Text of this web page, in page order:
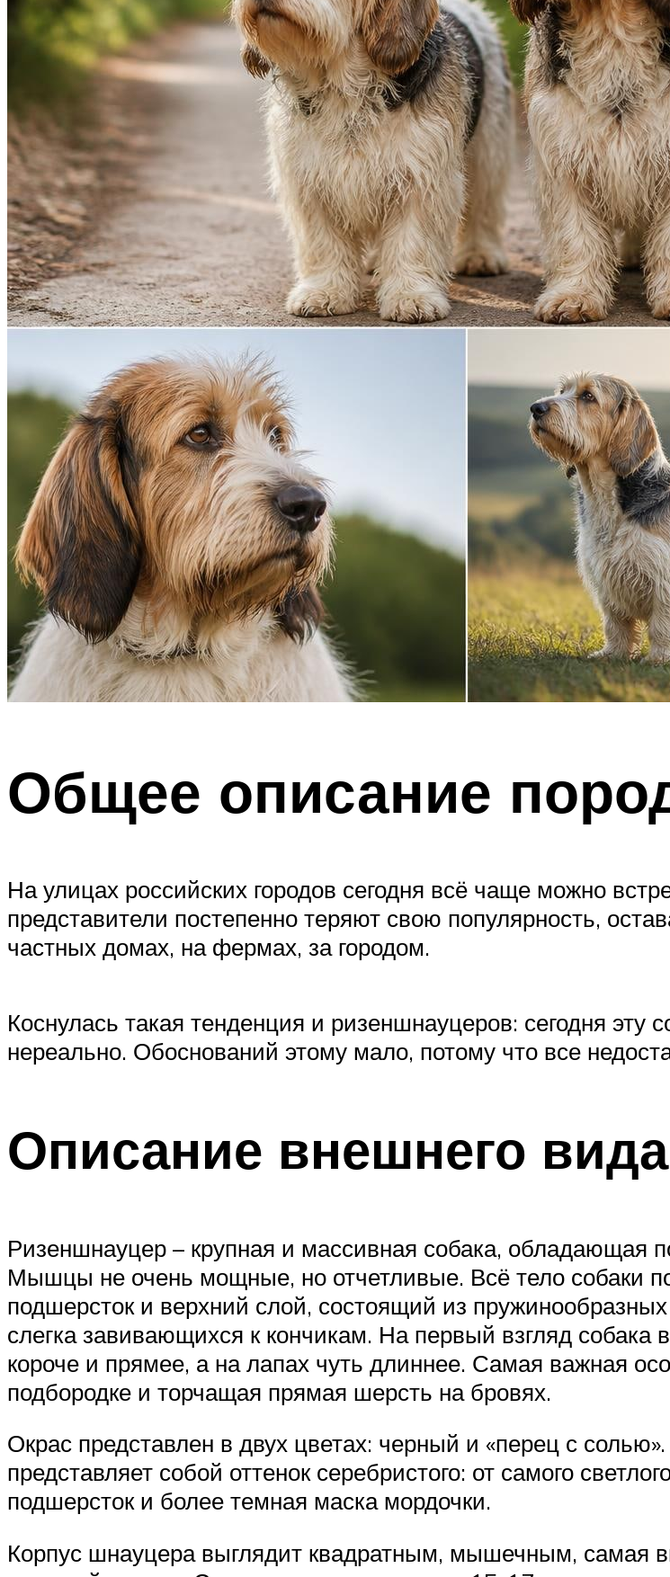
Общее описание
На улицах российских городов сегодня всё чаще можно
представители постепенно теряют свою популярность,
частных домах, на фермах, за городом.
Коснулась такая тенденция и ризеншнауцеров: сегодня эту
нереально. Обоснований этому мало, потому что все
Описание внешнего вида
Ризеншнауцер – крупная и массивная собака, обладающая
Мышцы не очень мощные, но отчетливые. Всё тело собаки
подшерсток и верхний слой, состоящий из
слегка завивающихся к кончикам. На первый взгляд собака
короче и прямее, а на лапах чуть длиннее. Самая важная
подбородке и торчащая прямая шерсть на бровях.
Окрас представлен в двух цветах: черный и «перец с
представляет собой оттенок серебристого: от самого
подшерсток и более темная маска мордочки.
Корпус шнауцера выглядит квадратным, мышечным, самая